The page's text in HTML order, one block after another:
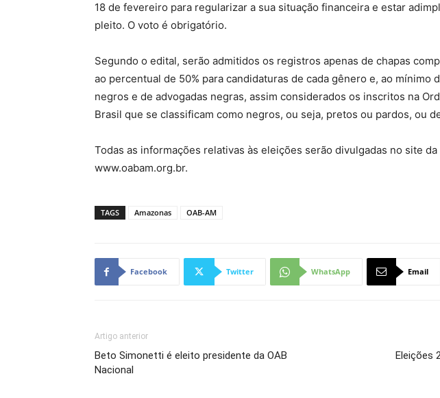
18 de fevereiro para regularizar a sua situação financeira e estar
pleito. O voto é obrigatório.
Segundo o edital, serão admitidos os registros apenas de chapas
ao percentual de 50% para candidaturas de cada gênero e, ao mínimo
negros e de advogadas negras, assim considerados os inscritos na
Brasil que se classificam como negros, ou seja, pretos ou pardos, ou
Todas as informações relativas às eleições serão divulgadas no site
www.oabam.org.br.
TAGS Amazonas OAB-AM
Facebook Twitter WhatsApp Email
Artigo anterior
Beto Simonetti é eleito presidente da OAB
Nacional
Eleições